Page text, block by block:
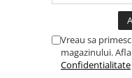
Vreau sa
magazinului.
Confidentialitate